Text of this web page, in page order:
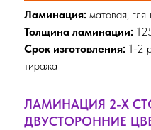
Ламинация: матовая,
Толщина ламинации:
Срок изготовления: 1-2
тиража
ЛАМИНАЦИЯ 2-Х
ДВУСТОРОННИЕ